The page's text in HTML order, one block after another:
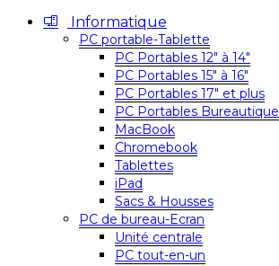
Informatique
PC portable-Tablette
PC Portables 12″ à 14″
PC Portables 15″ à 16″
PC Portables 17″ et plus
PC Portables Bureautique
MacBook
Chromebook
Tablettes
iPad
Sacs & Housses
PC de bureau-Ecran
Unité centrale
PC tout-en-un